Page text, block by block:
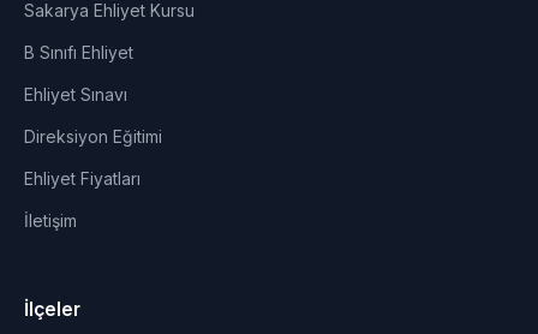
Sakarya Ehliyet Kursu
B Sınıfı Ehliyet
Ehliyet Sınavı
Direksiyon Eğitimi
Ehliyet Fiyatları
İletişim
İlçeler